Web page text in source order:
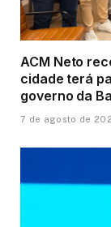
ACM Neto
cidade terá
governo da
7 de agosto de